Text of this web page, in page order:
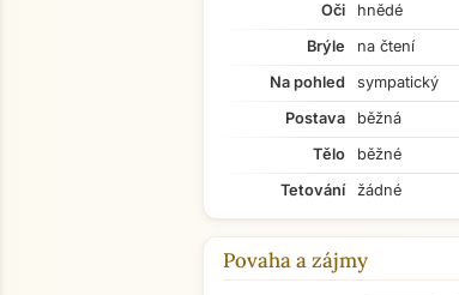
Oči
hnědé
Brýle
na čtení
Na pohled
sympatický
Postava
běžná
Tělo
běžné
Tetování
žádné
Povaha a zájmy